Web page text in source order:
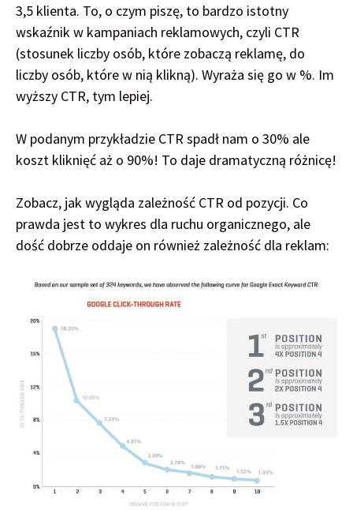
3,5 klienta. To, o czym piszę, to bardzo istotny
wskaźnik w kampaniach reklamowych, czyli CTR
(stosunek liczby osób, które zobaczą reklamę, do
liczby osób, które w nią klikną). Wyraża się go w %. Im
wyższy CTR, tym lepiej.
W podanym przykładzie CTR spadł nam o 30% ale
koszt kliknięć aż o 90%! To daje dramatyczną różnicę!
Zobacz, jak wygląda zależność CTR od pozycji. Co
prawda jest to wykres dla ruchu organicznego, ale
dość dobrze oddaje on również zależność dla reklam: